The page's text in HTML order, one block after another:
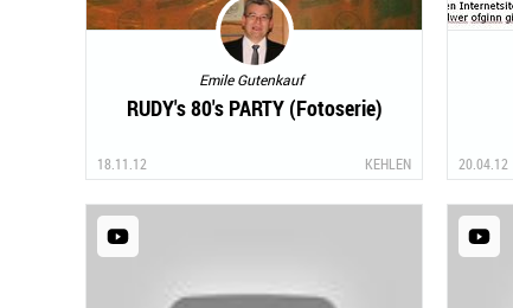
Emile Gutenkauf
RUDY's 80's PARTY (Fotoserie)
18.11.12 KEHLEN 20.04.12